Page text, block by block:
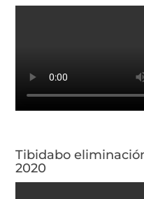
Tibidabo
2020